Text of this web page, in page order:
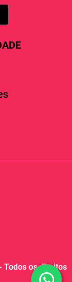
Todos os direitos